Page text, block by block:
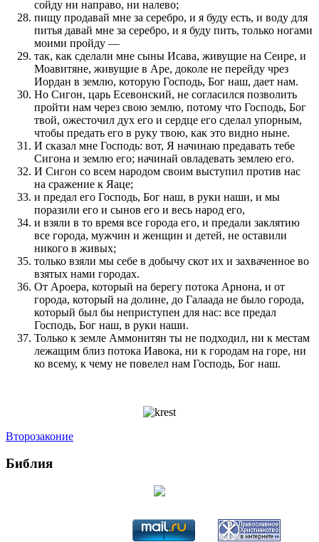
сойду ни направо, ни налево;
пищу продавай мне за серебро, и я буду есть, и воду для
питья давай мне за серебро, и я буду пить, только ногами
моими пройду —
так, как сделали мне сыны Исава, живущие на Сеире, и
Моавитяне, живущие в Аре, доколе не перейду чрез
Иордан в землю, которую Господь, Бог наш, дает нам.
Но Сигон, царь Есевонский, не согласился позволить
пройти нам через свою землю, потому что Господь, Бог
твой, ожесточил дух его и сердце его сделал упорным,
чтобы предать его в руку твою, как это видно ныне.
И сказал мне Господь: вот, Я начинаю предавать тебе
Сигона и землю его; начинай овладевать землею его.
И Сигон со всем народом своим выступил против нас
на сражение к Яаце;
и предал его Господь, Бог наш, в руки наши, и мы
поразили его и сынов его и весь народ его,
и взяли в то время все города его, и предали заклятию
все города, мужчин и женщин и детей, не оставили
никого в живых;
только взяли мы себе в добычу скот их и захваченное во
взятых нами городах.
От Ароера, который на берегу потока Арнона, и от
города, который на долине, до Галаада не было города,
который был бы неприступен для нас: все предал
Господь, Бог наш, в руки наши.
Только к земле Аммонитян ты не подходил, ни к местам
лежащим близ потока Иавока, ни к городам на горе, ни
ко всему, к чему не повелел нам Господь, Бог наш.
Второзаконие
Библия